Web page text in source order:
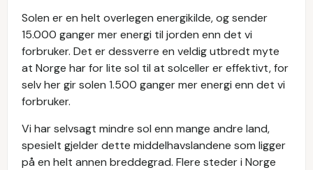
Solen er en helt overlegen energikilde, og sender
15.000 ganger mer energi til jorden enn det vi
forbruker. Det er dessverre en veldig utbredt myte
at Norge har for lite sol til at solceller er effektivt, for
selv her gir solen 1.500 ganger mer energi enn det vi
forbruker.
Vi har selvsagt mindre sol enn mange andre land,
spesielt gjelder dette middelhavslandene som ligger
på en helt annen breddegrad. Flere steder i Norge